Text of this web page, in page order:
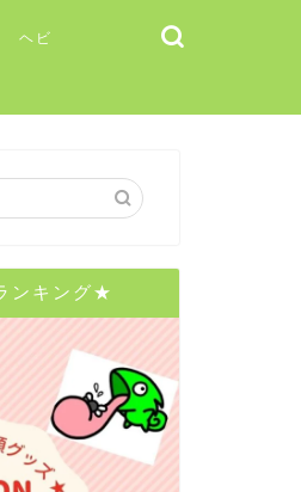
ヘビ
ンキング★